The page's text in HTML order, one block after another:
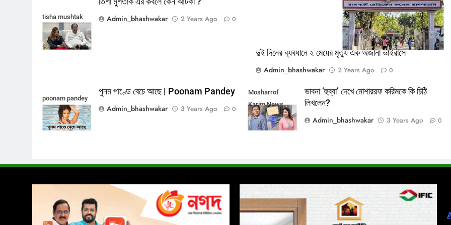
tisha mushtak
Admin_bhashwakar
2 Years Ago 0
Rajshahi_Medical_College_Hospital
দুই দিনের ব্যবধানে ২ মেয়ের মৃত্যু এক অজানা ভাইরাসে
Admin_bhashwakar
2 Years Ago 0
poonam pandey
পুনম পাণ্ডে বেচে আছে | Poonam Pandey
Admin_bhashwakar
3 Years Ago 0
Mosharrof
Karim News
ভাবনা ‘হুব্বা’ দেখে মোশাররফ করিমকে কি চিঠি
লিখলেন?
Admin_bhashwakar
3 Years Ago 0